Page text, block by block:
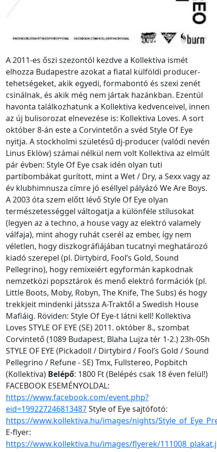
A 2011-es őszi szezontól kezdve a Kollektiva ismét
elhozza Budapestre azokat a fiatal külföldi producer-
tehetségeket, akik egyedi, formabontó és szexi zenét
csinálnak, és akik még nem jártak hazánkban. Ezentúl
havonta találkozhatunk a Kollektiva kedvenceivel, innen
az új bulisorozat elnevezése is: Kollektiva Loves. A sort
október 8-án este a Corvintetőn a svéd Style Of Eye
nyitja. A stockholmi születésű dj-producer (valódi nevén
Linus Eklöw) számai nélkül nem volt Kollektiva az elmúlt
pár évben: Style Of Eye csak idén olyan tuti
partibombákat gurított, mint a Wet / Dry, a Sexx vagy az
év klubhimnusza címre jó eséllyel pályázó We Are Boys.
A 2003 óta szem előtt lévő Style Of Eye olyan
természetességgel váltogatja a különféle stílusokat
(legyen az a techno, a house vagy az elektró valamely
válfaja), mint ahogy ruhát cserél az ember, így nem
véletlen, hogy diszkográfiájában tucatnyi meghatározó
kiadó szerepel (pl. Dirtybird, Fool’s Gold, Sound
Pellegrino), hogy remixeiért egyformán kapkodnak
nemzetközi popsztárok és menő elektró formációk (pl.
Little Boots, Moby, Robyn, The Knife, The Subs) és hogy
trekkjeit mindenki játssza A-Traktől a Swedish House
Mafiáig. Röviden: Style Of Eye-t látni kell! Kollektiva
Loves STYLE OF EYE (SE) 2011. október 8., szombat
Corvintető (1089 Budapest, Blaha Lujza tér 1-2.) 23h-05h
STYLE OF EYE (Pickadoll / Dirtybird / Fool’s Gold / Sound
Pellegrino / Refune - SE) Tmx, Fullstereo, Popbitch
(Kollektiva) Belépő: 1800 Ft (Belépés csak 18 éven felül!)
FACEBOOK ESEMÉNYOLDAL:
https://www.facebook.com/event.php?
eid=199227246813487Style of Eye sajtófotó:
https://www.kollektiva.hu/images/nights/
E-flyer:
https://www.kollektiva.hu/images/flyerek/